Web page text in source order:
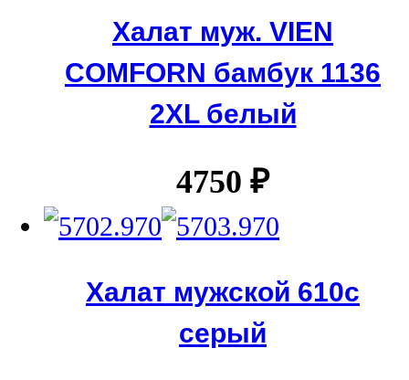
Халат муж. VIEN
COMFORN бамбук 1136
2XL белый
4750 ₽
Халат мужской 610с
серый